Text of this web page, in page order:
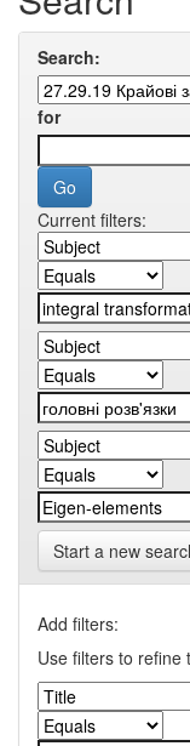
Search:
for
Current filters:
Start a new
Add filters:
Use filters to refine